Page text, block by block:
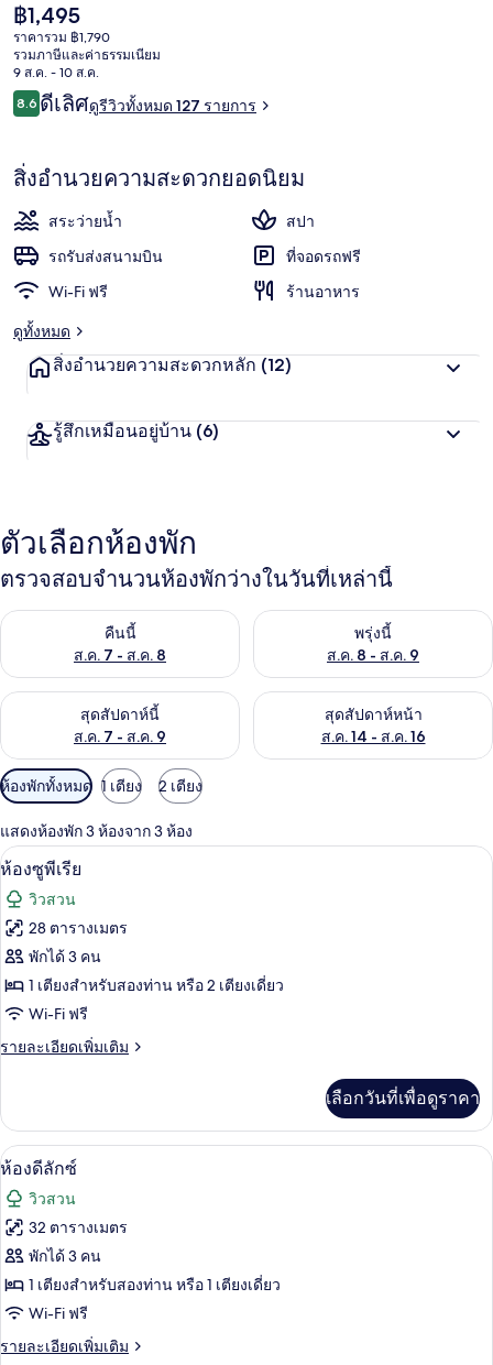
ราคา
ปัจจุบัน
฿1,495
฿1,495
ราคารวม ฿1,790
รวมภาษีและค่าธรรมเนียม
9 ส.ค. - 10 ส.ค.
รีวิว
8.68.6 จาก 10
ดีเลิศดูรีวิวทั้งหมด 127 รายการ
สิ่งอำนวยความสะดวกยอดนิยม
สระว่ายน้ำ
สปา
รถรับส่งสนามบิน
ที่จอดรถฟรี
Wi-Fi ฟรี
ร้านอาหาร
ดูทั้งหมด
สิ่งอำนวยความสะดวกหลัก (12)
รู้สึกเหมือนอยู่บ้าน (6)
ตัวเลือกห้องพัก
ตรวจสอบจำนวนห้องพักว่างในวันที่เหล่านี้
คืนนี้
ส.ค. 7 - ส.ค. 8
ตรวจสอบจำนวนห้องพักว่างในคืนนี้ ส.ค. 7 - ส.ค. 8พรุ่งนี้
ส.ค. 8 - ส.ค. 9
ตรวจสอบจำนวนห้องพักว่างใน
สุดสัปดาห์นี้
ส.ค. 7 - ส.ค. 9
ตรวจสอบจำนวนห้องพักว่างในสุดสัปดาห์นี้ ส.ค. 7 - ส.ค. 9
สุดสัปดาห์หน้า
ส.ค. 14 - ส.ค. 16
ตรวจสอบจำนวนห้องพักว่างใน
ตัว
กรอง
ที่
มี
ให้
สำหรับ
ห้อง
พัก
ห้องพักทั้งหมด 1 เตียง 2 เตียง
แสดงห้องพัก 3 ห้องจาก 3 ห้อง
เปิด
ภาพถ่าย
ทั้งหมด
ของ
ห้อง
ซู
พี
ห้องซูพีเรีย | มินิบาร์, ตู้นิรภัยในห้องพัก,
4
ห้องซูพีเรีย
วิวสวน
28 ตารางเมตร
พักได้ 3 คน
1 เตียงสำหรับสองท่าน หรือ 2 เตียงเดี่ยว
Wi-Fi ฟรี
รายละเอียดเพิ่มเติม
ราย
เกี่ยว
กับ
ห้อง
พี
เรีย
เลือกวันที่เพื่อดูราคา
เปิด
ภาพถ่าย
ทั้งหมด
ของ
ห้อง
ดี
ลัก
ห้องดีลักซ์ | มินิบาร์, ตู้นิรภัยในห้องพัก,
7
ห้องดีลักซ์
วิวสวน
32 ตารางเมตร
พักได้ 3 คน
1 เตียงสำหรับสองท่าน หรือ 1 เตียงเดี่ยว
Wi-Fi ฟรี
รายละเอียดเพิ่มเติม
ราย